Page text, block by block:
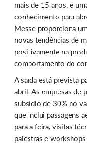
mais de 15 anos, é
conhecimento para
Messe proporciona
novas tendências de
positivamente na
comportamento do
A saída está prevista
abril. As empresas de
subsídio de 30% no
que inclui passagens
para a feira, visitas
palestras e